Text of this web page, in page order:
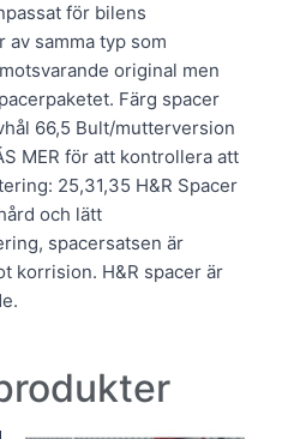
för bilens
samma typ som
original men
Färg spacer
66,5 Bult/mutterversion
MER för att kontrollera att
25,31,35 H&R Spacer
och lätt
spacersatsen är
korrision. H&R spacer är